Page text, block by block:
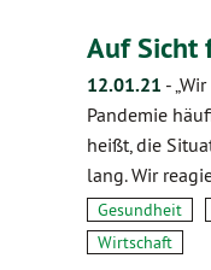
Auf Sicht
12.01.21 -
Pandemie
heißt, die
lang. Wir
Gesundheit
Wirtschaft